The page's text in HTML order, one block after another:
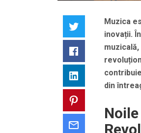
Facebook
LinkedIn
Muzica
inovații.
din